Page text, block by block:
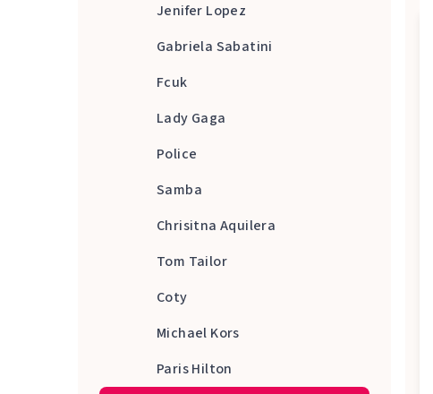
Jenifer Lopez
Gabriela Sabatini
Fcuk
Lady Gaga
Police
Samba
Chrisitna Aquilera
Tom Tailor
Coty
Michael Kors
Paris Hilton